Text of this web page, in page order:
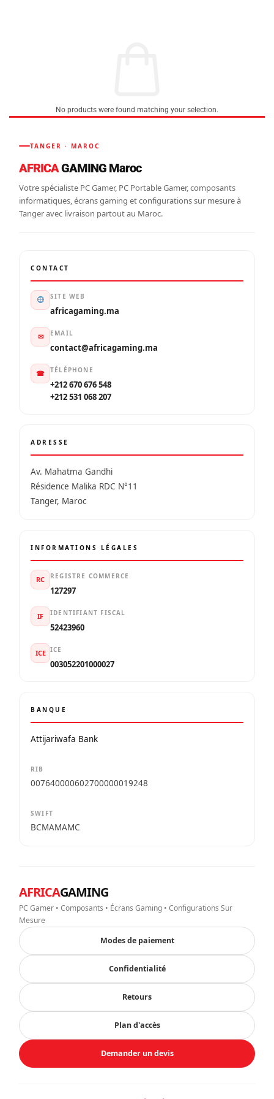
No products were found matching your selection.
TANGER · MAROC
AFRICAGAMING Maroc
Votre spécialiste PC Gamer, PC Portable Gamer, composants
informatiques, écrans gaming et configurations sur mesure à
Tanger avec livraison partout au Maroc.
CONTACT
SITE WEB
africagaming.ma
✉ EMAIL
contact@africagaming.ma
☎ TÉLÉPHONE
+212 670 676 548
+212 531 068 207
ADRESSE
Av. Mahatma Gandhi
Résidence Malika RDC N°11
Tanger, Maroc
INFORMATIONS LÉGALES
RC REGISTRE COMMERCE
127297
IF IDENTIFIANT FISCAL
52423960
ICE ICE
003052201000027
BANQUE
Attijariwafa Bank
RIB
007640000602700000019248
SWIFT
BCMAMAMC
AFRICAGAMING
PC Gamer • Composants • Écrans Gaming • Configurations Sur
Mesure
Modes de paiement
Confidentialité
Retours
Plan d'accès
Demander un devis